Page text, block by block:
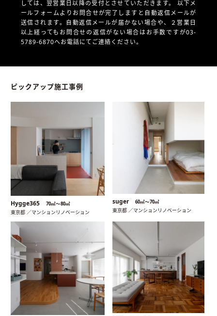
しては、翌営業日以降の受付とさせていただきます。 以下メ
ールフォームよりお問合せが完了しますと自動返信メールが
送信されます。自動返信メールが届かない場合や、
２営業日
以上経ってもお問合せの返信がない場合はお手数ですが03-
5789-6870へお電話にてご連絡ください。
ピックアップ施工事例
Hygge365 70㎡〜80㎡
東京都 ／マンションリノベーション
suger 60㎡〜70㎡
東京都 ／マンションリノベーション